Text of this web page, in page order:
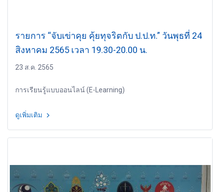
รายการ “จับเข่าคุย คุ้ยทุจริตกับ ป.ป.ท.” วันพุธที่ 24
สิงหาคม 2565 เวลา 19.30-20.00 น.
23 ส.ค. 2565
การเรียนรู้แบบออนไลน์ (E-Learning)
ดูเพิ่มเติม